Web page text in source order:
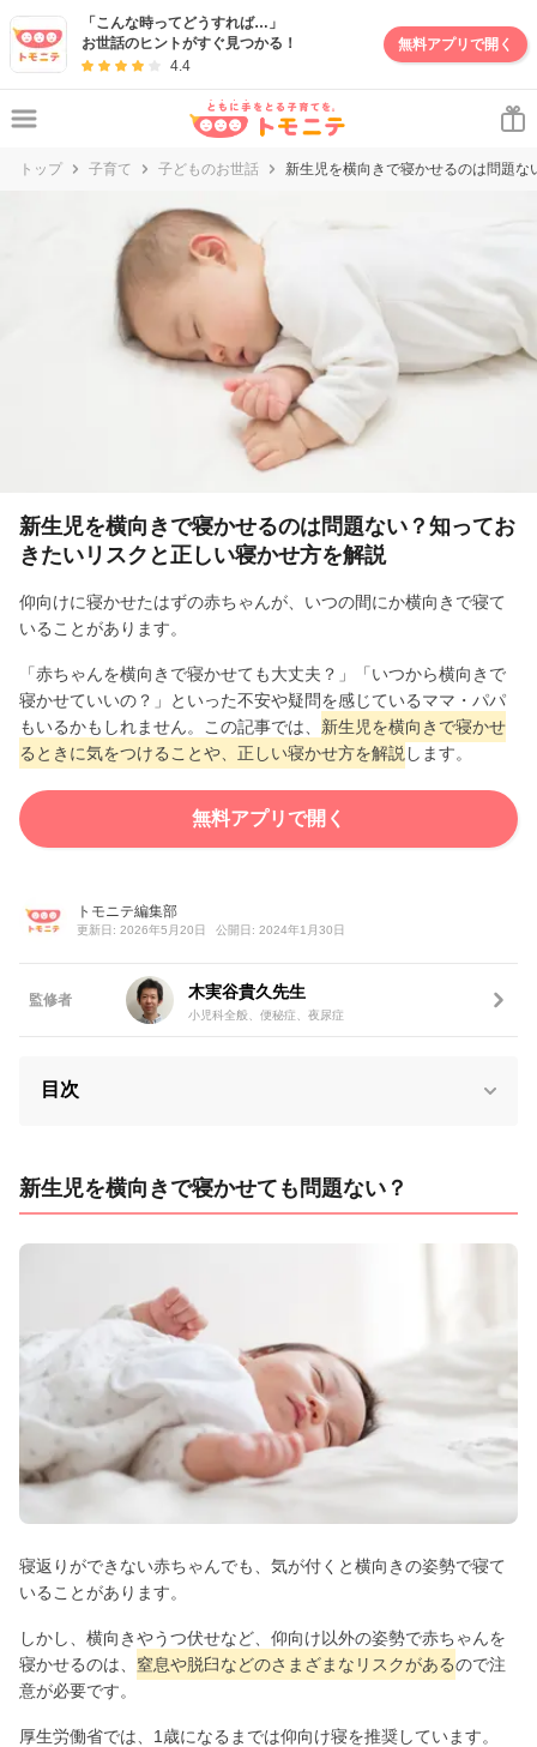
「こんな時ってどうすれば…」
お世話のヒントがすぐ見つかる！
4.4
無料アプリで開く
トップ 子育て 子どものお世話 新生児を横向きで寝かせるのは問題
新生児を横向きで寝かせるのは問題ない？知ってお
きたいリスクと正しい寝かせ方を解説
仰向けに寝かせたはずの赤ちゃんが、いつの間にか横向きで寝て
いることがあります。
「赤ちゃんを横向きで寝かせても大丈夫？」「いつから横向きで
寝かせていいの？」といった不安や疑問を感じているママ・パパ
もいるかもしれません。この記事では、 新生児を横向きで寝かせ
るときに気をつけることや、正しい寝かせ方を解説 します。
無料アプリで開く
トモニテ編集部
更新日: 2026年5月20日 公開日: 2024年1月30日
監修者 木実谷貴久先生
小児科全般、便秘症、夜尿症
目次
新生児を横向きで寝かせても問題ない？
寝返りができない赤ちゃんでも、気が付くと横向きの姿勢で寝て
いることがあります。
しかし、横向きやうつ伏せなど、仰向け以外の姿勢で赤ちゃんを
寝かせるのは、 窒息や脱臼などのさまざまなリスクがあるので注
意が必要です。
厚生労働省では、1歳になるまでは仰向け寝を推奨しています。
妊娠・出産・子育て情報サイト | トモニテ